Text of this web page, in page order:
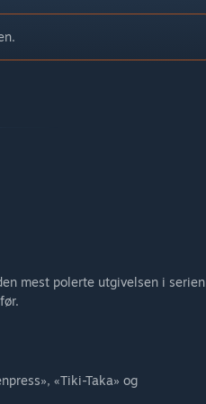
mest polerte utgivelsen i serien
«Tiki-Taka» og